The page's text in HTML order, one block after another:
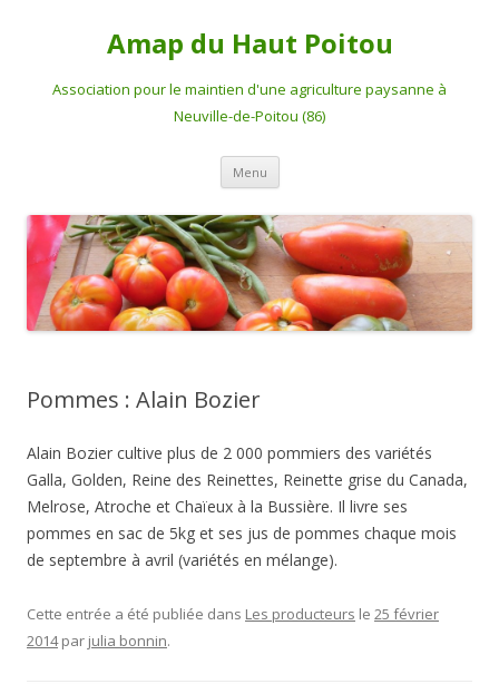
Amap du Haut Poitou
Association pour le maintien d'une agriculture paysanne à
Neuville-de-Poitou (86)
Menu Aller
contenu
Pommes : Alain Bozier
Alain Bozier cultive plus de 2 000 pommiers des variétés
Galla, Golden, Reine des Reinettes, Reinette grise du Canada,
Melrose, Atroche et Chaïeux à la Bussière. Il livre ses
pommes en sac de 5kg et ses jus de pommes chaque mois
de septembre à avril (variétés en mélange).
Cette entrée a été publiée dans Les producteurs le 25 février
2014 par julia bonnin.